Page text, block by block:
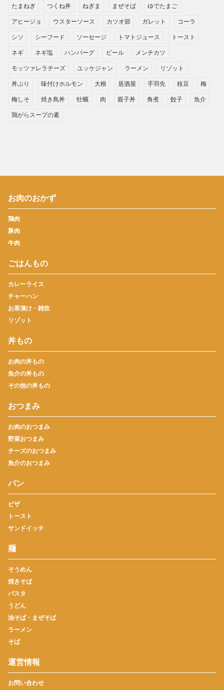
たまねぎ つくね丼 ねぎま まぜそば ゆでたまご
アヒージョ ウスターソース カツオ節 ガレット コーラ
シソ シーフード ソーセージ トマトジュース トースト
ネギ ネギ塩 ハンバーグ ビール メンチカツ
モッツァレラチーズ ユッケジャン ラーメン リゾット
丼ぶり 味付けホルモン 大根 居酒屋 手羽先 枝豆 梅
梅しそ 焼き鳥丼 牡蠣 肉 親子丼 角煮 餃子 魚介
鶏がらスープの素
お肉のおかず
鶏肉
豚肉
牛肉
ごはんもの
カレーライス
チャーハン
お茶漬け・雑炊
リゾット
丼もの
お肉の丼もの
魚介の丼もの
その他の丼もの
おつまみ
お肉のおつまみ
野菜おつまみ
チーズのおつまみ
魚介のおつまみ
パン
ピザ
トースト
サンドイッチ
麺
そうめん
焼きそば
パスタ
うどん
油そば・まぜそば
ラーメン
そば
運営情報
お問い合わせ